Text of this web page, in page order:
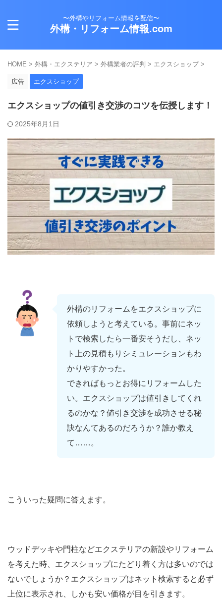
〜外構やリフォーム情報を配信〜
外構・リフォーム情報.com
HOME > 外構・エクステリア > 外構業者の評判 > エクスショップ >
広告 エクスショップ
エクスショップの値引き交渉のコツを伝授します！
2025年8月1日
外構のリフォームをエクスショップに
依頼しようと考えている。事前にネッ
トで検索したら一番安そうだし、ネッ
ト上の見積もりシミュレーションもわ
かりやすかった。
できればもっとお得にリフォームした
い。エクスショップは値引きしてくれ
るのかな？値引き交渉を成功させる秘
訣なんてあるのだろうか？誰か教え
て……。
こういった疑問に答えます。
ウッドデッキや門柱などエクステリアの新設やリフォーム
を考えた時、エクスショップにたどり着く方は多いのでは
ないでしょうか？エクスショップはネット検索すると必ず
上位に表示され、しかも安い価格が目を引きます。